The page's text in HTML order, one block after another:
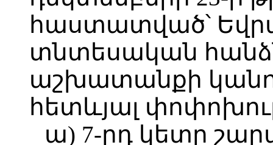
հաստատված՝
տնտեսական
աշխատանքի
հետևյալ
ա) 7-րդ կետը